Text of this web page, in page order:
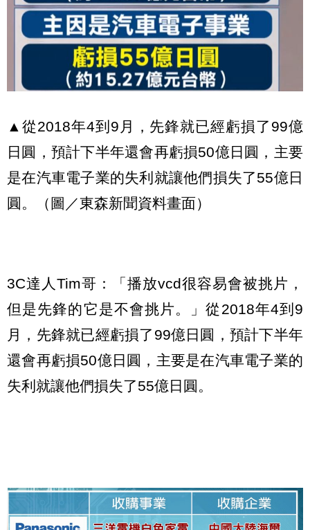
▲從2018年4到9月，先鋒就已經虧損了99億
日圓，預計下半年還會再虧損50億日圓，主要
是在汽車電子業的失利就讓他們損失了55億日
圓。（圖／東森新聞資料畫面）
3C達人Tim哥：「播放vcd很容易會被挑片，
但是先鋒的它是不會挑片。」從2018年4到9
月，先鋒就已經虧損了99億日圓，預計下半年
還會再虧損50億日圓，主要是在汽車電子業的
失利就讓他們損失了55億日圓。